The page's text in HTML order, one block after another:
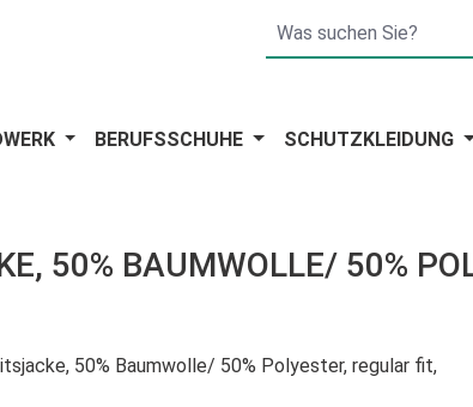
BERUFSSCHUHE SCHUTZKLEIDUNG
50% BAUMWOLLE/ 50%